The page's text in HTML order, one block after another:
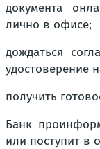
документа
лично в офисе;
дождаться
удостоверение
получить
Банк
или поступит в